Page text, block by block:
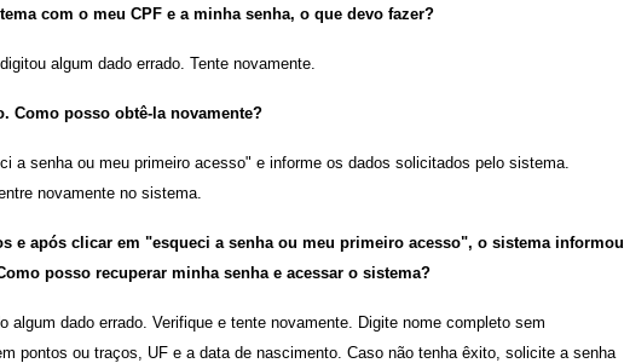
com o meu CPF e a minha senha, o que devo fazer?
algum dado errado. Tente novamente.
Como posso obtê-la novamente?
a senha ou meu primeiro acesso" e informe os dados solicitados pelo sistema.
novamente no sistema.
e após clicar em "esqueci a senha ou meu primeiro acesso", o sistema informou
posso recuperar minha senha e acessar o sistema?
algum dado errado. Verifique e tente novamente. Digite nome completo sem
pontos ou traços, UF e a data de nascimento. Caso não tenha êxito, solicite a senha